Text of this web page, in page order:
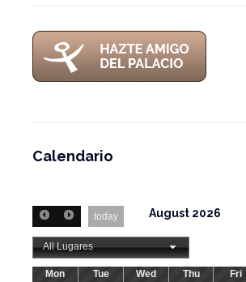
Calendario
today August 2026
All Lugares
Mon Tue Wed Thu Fri